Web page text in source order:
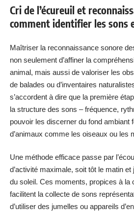
Cri de l’écureuil et
comment identifier les sons
Maîtriser la reconnaissance sonore
non seulement d’affiner la
animal, mais aussi de valoriser les
de balades ou d’inventaires
s’accordent à dire que la première
la structure des sons – fréquence,
pouvoir les discerner du fond ambiant
d’animaux comme les oiseaux ou les
Une méthode efficace passe par
d’activité maximale, soit tôt le matin
du soleil. Ces moments, propices à la
facilitent la collecte de sons
d’utiliser des jumelles ou appareils